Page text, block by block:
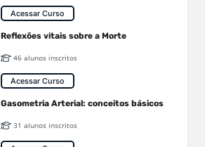
Acessar Curso
Reflexões vitais sobre a Morte
46 alunos inscritos
Acessar Curso
Gasometria Arterial: conceitos básicos
31 alunos inscritos